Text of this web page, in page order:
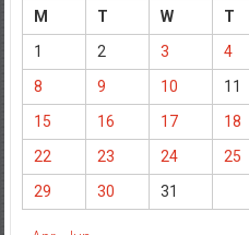
M
T W T
1
2 3 4
8
9 10 11
15
16 17 18
22
23 24 25
29
30 31